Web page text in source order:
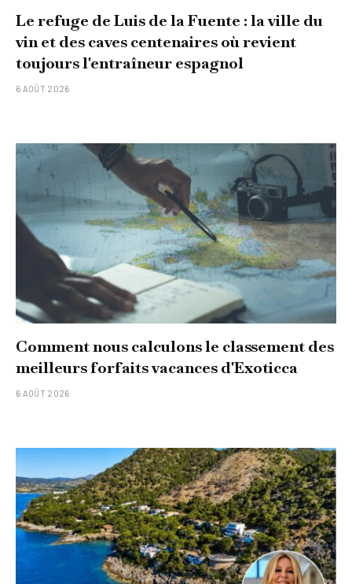
Le refuge de Luis de la Fuente : la ville du
vin et des caves centenaires où revient
toujours l'entraîneur espagnol
6 AOÛT 2026
Comment nous calculons le classement des
meilleurs forfaits vacances d'Exoticca
6 AOÛT 2026